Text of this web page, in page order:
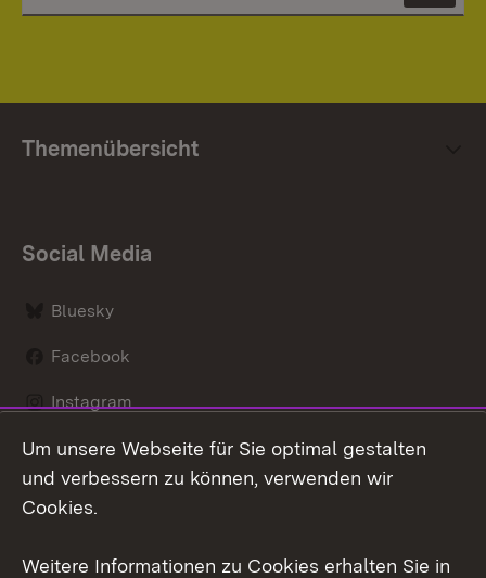
Themenübersicht
Social Media
Bluesky
Facebook
Instagram
LinkedIn
Um unsere Webseite für Sie optimal gestalten
und verbessern zu können, verwenden wir
Cookies.
Weitere Informationen zu Cookies erhalten Sie in